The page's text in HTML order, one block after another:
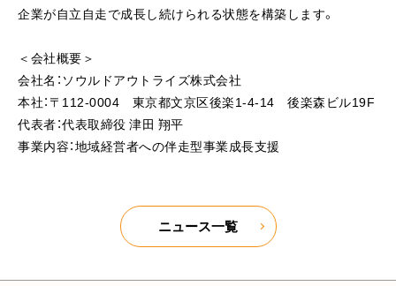
企業が自立自走で成長し続けられる状態を構築します。
＜会社概要＞
会社名：ソウルドアウトライズ株式会社
本社：〒112-0004 東京都文京区後楽1-4-14 後楽森ビル19F
代表者：代表取締役 津田 翔平
事業内容：地域経営者への伴走型事業成長支援
ニュース一覧